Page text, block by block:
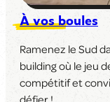
À vos boules
Ramenez le Sud
building où le jeu
compétitif et
défier !